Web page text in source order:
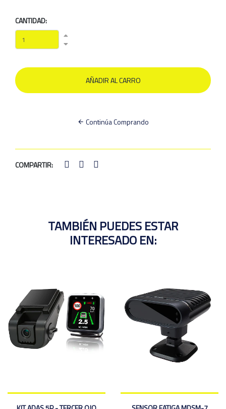
CANTIDAD:
Continúa Comprando
COMPARTIR:
TAMBIÉN PUEDES ESTAR
INTERESADO EN: